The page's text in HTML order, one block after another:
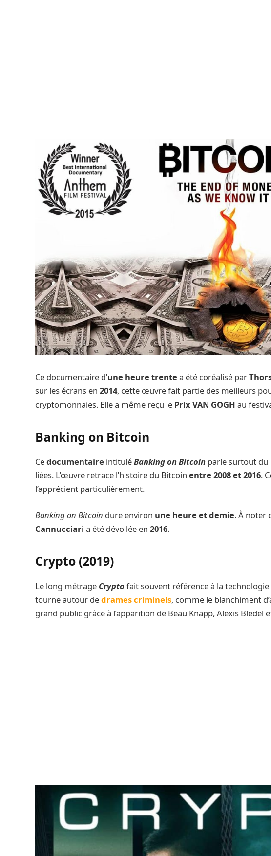
Ce documentaire d’une heure trente a été coréalisé par
sur les écrans en 2014, cette œuvre fait partie des meilleurs
cryptomonnaies. Elle a même reçu le Prix VAN GOGH au
Banking on Bitcoin
Cedocumentaire intituléBanking on Bitcoin parle surtout du
liées. L’œuvre retrace l’histoire du Bitcoin entre 2008 et 2016.
l’apprécient particulièrement.
Banking on Bitcoin dure environ une heure et demie. À noter
Cannucciari a été dévoilée en 2016.
Crypto (2019)
Le long métrage Crypto fait souvent référence à la
tourne autour dedrames criminels, comme le blanchiment
grand public grâce à l’apparition de Beau Knapp, Alexis Bledel